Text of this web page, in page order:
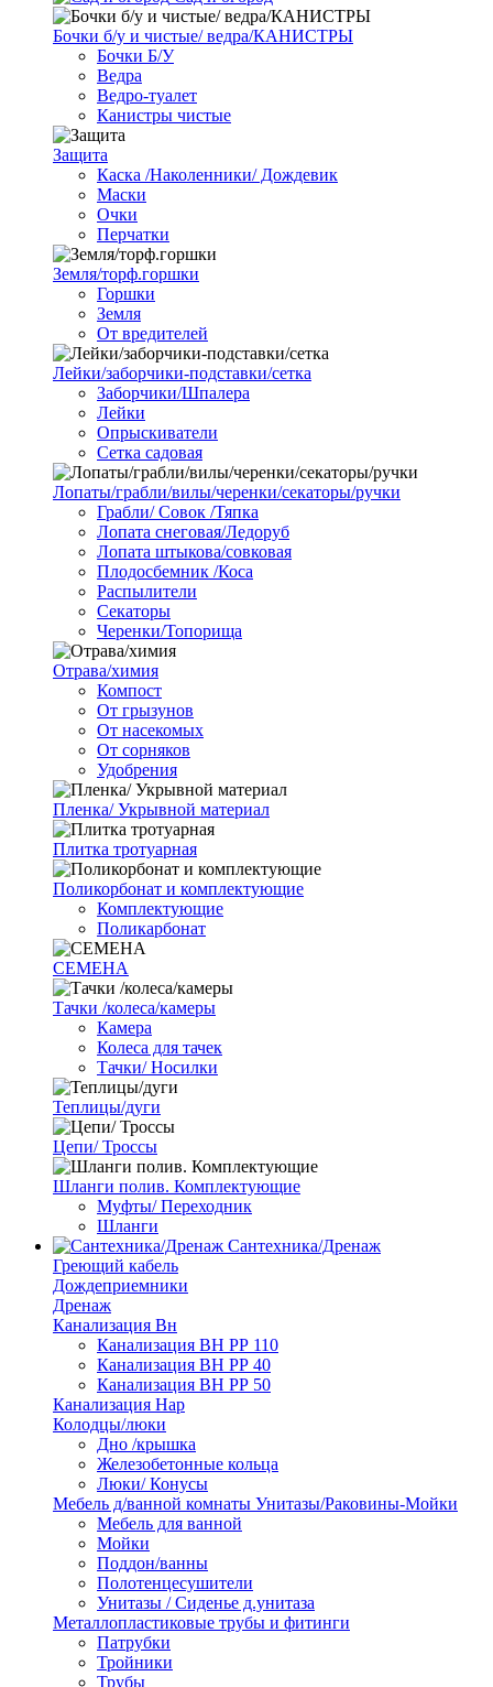
Бочки б/у и чистые/ ведра/КАНИСТРЫ
Бочки Б/У
Ведра
Ведро-туалет
Канистры чистые
Защита
Каска /Наколенники/ Дождевик
Маски
Очки
Перчатки
Земля/торф.горшки
Горшки
Земля
От вредителей
Лейки/заборчики-подставки/сетка
Заборчики/Шпалера
Лейки
Опрыскиватели
Сетка садовая
Лопаты/грабли/вилы/черенки/секаторы/ручки
Грабли/ Совок /Тяпка
Лопата снеговая/Ледоруб
Лопата штыкова/совковая
Плодосбемник /Коса
Распылители
Секаторы
Черенки/Топорища
Отрава/химия
Компост
От грызунов
От насекомых
От сорняков
Удобрения
Пленка/ Укрывной материал
Плитка тротуарная
Поликорбонат и комплектующие
Комплектующие
Поликарбонат
СЕМЕНА
Тачки /колеса/камеры
Камера
Колеса для тачек
Тачки/ Носилки
Теплицы/дуги
Цепи/ Троссы
Шланги полив. Комплектующие
Муфты/ Переходник
Шланги
Сантехника/Дренаж
Греющий кабель
Дождеприемники
Дренаж
Канализация Вн
Канализация ВН РР 110
Канализация ВН РР 40
Канализация ВН РР 50
Канализация Нар
Колодцы/люки
Дно /крышка
Железобетонные кольца
Люки/ Конусы
Мебель д/ванной комнаты Унитазы/Раковины-Мойки
Мебель для ванной
Мойки
Поддон/ванны
Полотенцесушители
Унитазы / Сиденье д.унитаза
Металлопластиковые трубы и фитинги
Патрубки
Тройники
Трубы